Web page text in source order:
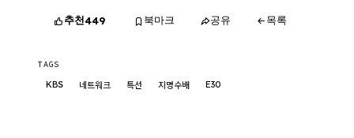
추천449 북마크 공유 목록
TAGS
KBS 네트워크 특선 지명수배 E30